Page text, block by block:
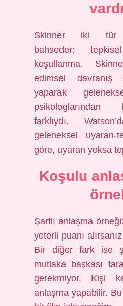
Skinner iki tür
bahseder:
koşullanma.
edimsel davranış
yaparak
farklıydı.
geleneksel uyaran-
göre, uyaran yoksa
Koşulu
Şartlı anlaşma
yeterli puanı
Bir diğer fark ise
mutlaka başkası
gerekmiyor. Kişi
anlaşma yapabilir.